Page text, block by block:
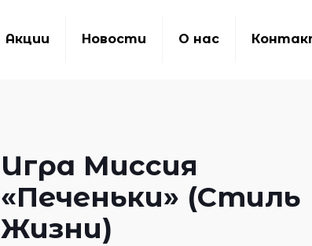
Акции Новости О нас
Игра Миссия
«Печеньки» (Стиль
Жизни)